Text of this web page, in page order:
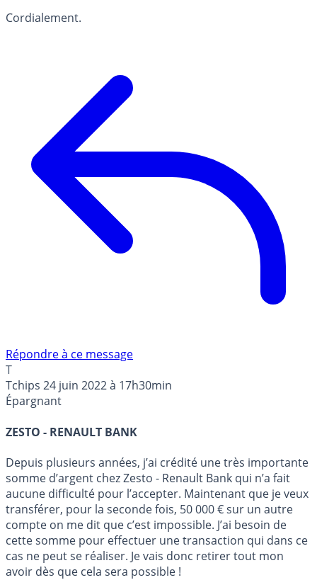
Cordialement.
Répondre à ce message
T
Tchips 24 juin 2022 à 17h30min
Épargnant
ZESTO - RENAULT BANK
Depuis plusieurs années, j’ai crédité une très importante
somme d’argent chez Zesto - Renault Bank qui n’a fait
aucune difficulté pour l’accepter. Maintenant que je veux
transférer, pour la seconde fois, 50 000 € sur un autre
compte on me dit que c’est impossible. J’ai besoin de
cette somme pour effectuer une transaction qui dans ce
cas ne peut se réaliser. Je vais donc retirer tout mon
avoir dès que cela sera possible !